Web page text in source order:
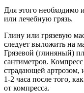
Для этого необходимо
или лечебную грязь.
Глину или грязевую
следует выложить на
Грязевой (глиняный)
сантиметров.
страдающей артрозом,
1-2 часа после того,
от компресса.